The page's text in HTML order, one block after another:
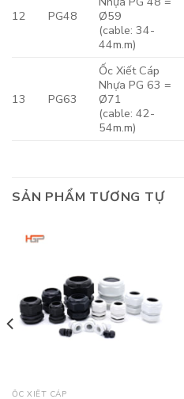
12 PG48
Ø59
(cable: 34-
44m.m)
13 PG63
Ốc Xiết Cáp
Nhựa PG 63 =
Ø71
(cable: 42-
54m.m)
SẢN PHẨM TƯƠNG TỰ
ỐC XIẾT CÁP